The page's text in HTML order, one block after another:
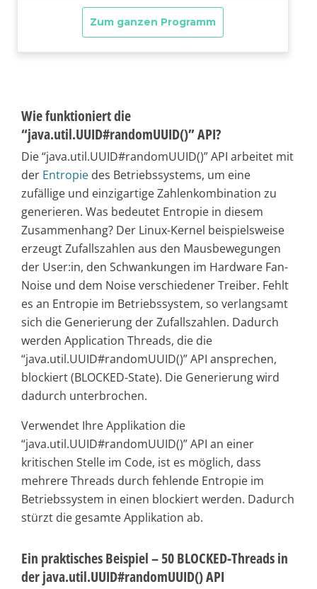
Wie funktioniert die
“java.util.UUID#randomUUID()” API?
Die “java.util.UUID#randomUUID()” API arbeitet mit
der Entropie des Betriebssystems, um eine
zufällige und einzigartige Zahlenkombination zu
generieren. Was bedeutet Entropie in diesem
Zusammenhang? Der Linux-Kernel beispielsweise
erzeugt Zufallszahlen aus den Mausbewegungen
der User:in, den Schwankungen im Hardware Fan-
Noise und dem Noise verschiedener Treiber. Fehlt
es an Entropie im Betriebssystem, so verlangsamt
sich die Generierung der Zufallszahlen. Dadurch
werden Application Threads, die die
“java.util.UUID#randomUUID()” API ansprechen,
blockiert (BLOCKED-State). Die Generierung wird
dadurch unterbrochen.
Verwendet Ihre Applikation die
“java.util.UUID#randomUUID()” API an einer
kritischen Stelle im Code, ist es möglich, dass
mehrere Threads durch fehlende Entropie im
Betriebssystem in einen blockiert werden. Dadurch
stürzt die gesamte Applikation ab.
Ein praktisches Beispiel – 50 BLOCKED-Threads in
der java.util.UUID#randomUUID() API